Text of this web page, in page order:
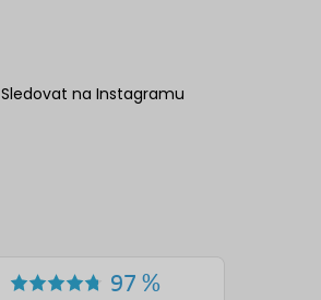
Sledovat na Instagramu